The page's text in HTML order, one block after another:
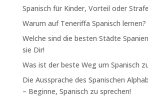
Spanisch für Kinder, Vorteil oder
Warum auf Teneriffa Spanisch lernen?
Welche sind die besten Städte
sie Dir!
Was ist der beste Weg um Spanisch
Die Aussprache des Spanischen
– Beginne, Spanisch zu sprechen!